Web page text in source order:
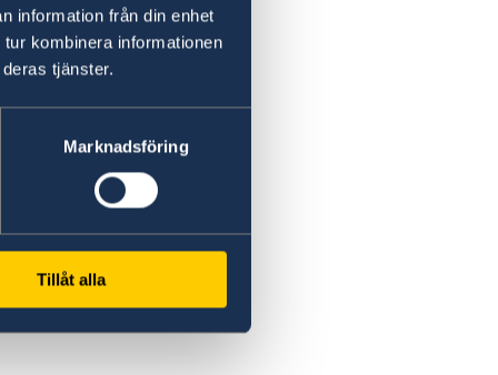
information från din enhet
kombinera informationen
tjänster.
Marknadsföring
Tillåt alla